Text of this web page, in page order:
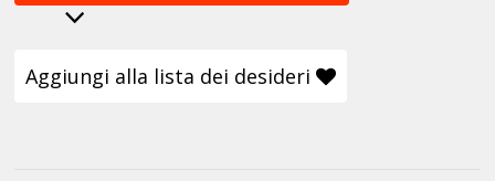
Aggiungi alla lista dei desideri